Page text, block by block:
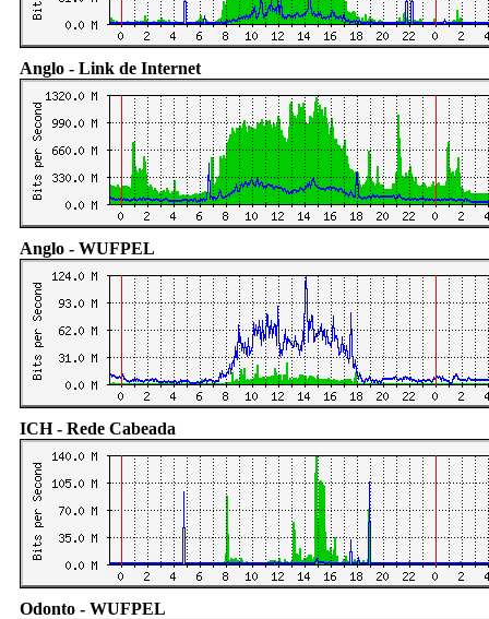
Anglo - Link de Internet
Anglo - WUFPEL
ICH - Rede Cabeada
Odonto - WUFPEL